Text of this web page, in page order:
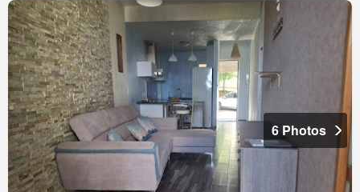
6 Photos